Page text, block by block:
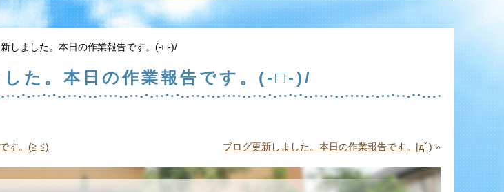
しました。本日の作業報告です。(-□-)/
した。本日の作業報告です。(-□-)/
す。(≧ ≦) ブログ更新しました。本日の作業報告です。|дﾟ) »